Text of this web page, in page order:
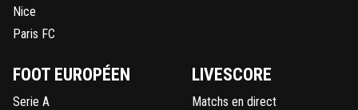
Nice
Paris FC
FOOT EUROPÉEN
Serie A
LIVESCORE
Matchs en direct